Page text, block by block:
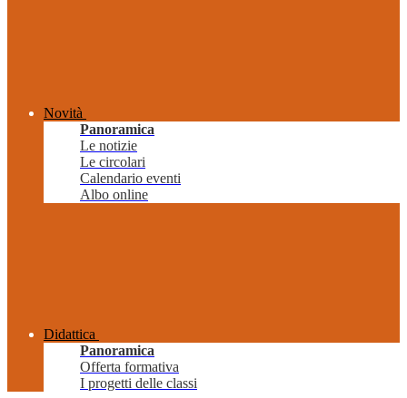
Novità
Panoramica
Le notizie
Le circolari
Calendario eventi
Albo online
Didattica
Panoramica
Offerta formativa
I progetti delle classi